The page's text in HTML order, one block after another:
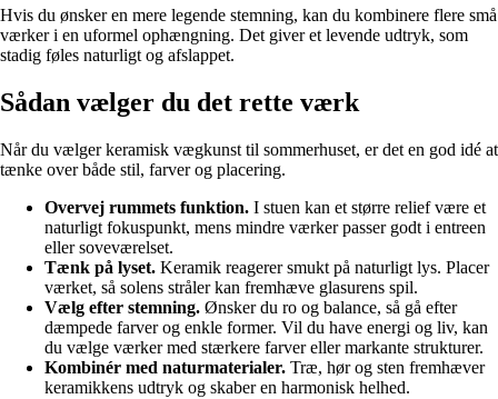
Hvis du ønsker en mere legende stemning, kan du kombinere flere små
værker i en uformel ophængning. Det giver et levende udtryk, som
stadig føles naturligt og afslappet.
Sådan vælger du det rette værk
Når du vælger keramisk vægkunst til sommerhuset, er det en god idé at
tænke over både stil, farver og placering.
Overvej rummets funktion. I stuen kan et større relief være et
naturligt fokuspunkt, mens mindre værker passer godt i entreen
eller soveværelset.
Tænk på lyset. Keramik reagerer smukt på naturligt lys. Placer
værket, så solens stråler kan fremhæve glasurens spil.
Vælg efter stemning. Ønsker du ro og balance, så gå efter
dæmpede farver og enkle former. Vil du have energi og liv, kan
du vælge værker med stærkere farver eller markante strukturer.
Kombinér med naturmaterialer. Træ, hør og sten fremhæver
keramikkens udtryk og skaber en harmonisk helhed.